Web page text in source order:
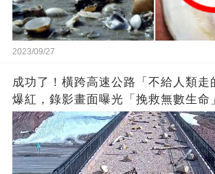
2023/09/27
成功了！橫跨高速公路「不給人類走
爆紅，錄影畫面曝光「挽救無數生命
歡呼